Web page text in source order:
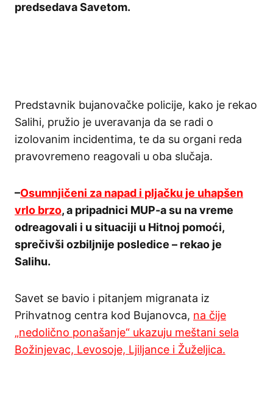
predsedava Savetom.
Predstavnik bujanovačke policije, kako je rekao
Salihi, pružio je uveravanja da se radi o
izolovanim incidentima, te da su organi reda
pravovremeno reagovali u oba slučaja.
–Osumnjičeni za napad i pljačku je uhapšen
vrlo brzo, a pripadnici MUP-a su na vreme
odreagovali i u situaciji u Hitnoj pomoći,
sprečivši ozbiljnije posledice – rekao je
Salihu.
Savet se bavio i pitanjem migranata iz
Prihvatnog centra kod Bujanovca, na čije
„nedolično ponašanje“ ukazuju meštani sela
Božinjevac, Levosoje, Ljiljance i Žuželjica.